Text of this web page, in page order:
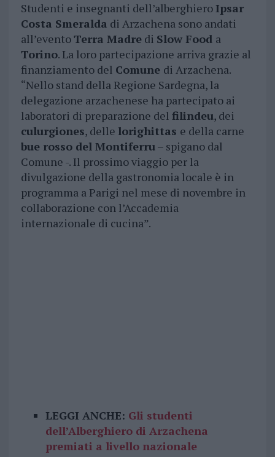
Studenti e insegnanti dell’alberghiero Ipsar
Costa Smeralda di Arzachena sono andati
all’eventoTerra Madredi Slow Food a
Torino. La loro partecipazione arriva grazie al
finanziamento del Comune di Arzachena.
“Nello stand della Regione Sardegna, la
delegazione arzachenese ha partecipato ai
laboratori di preparazione del filindeu, dei
culurgiones, delle lorighittas e della carne
bue rosso del Montiferru– spigano dal
Comune -. Il prossimo viaggio per la
divulgazione della gastronomia locale è in
programma a Parigi nel mese di novembre in
collaborazione con l’Accademia
internazionale di cucina”.
LEGGI ANCHE: Gli studenti
dell’Alberghiero di Arzachena
premiati a livello nazionale